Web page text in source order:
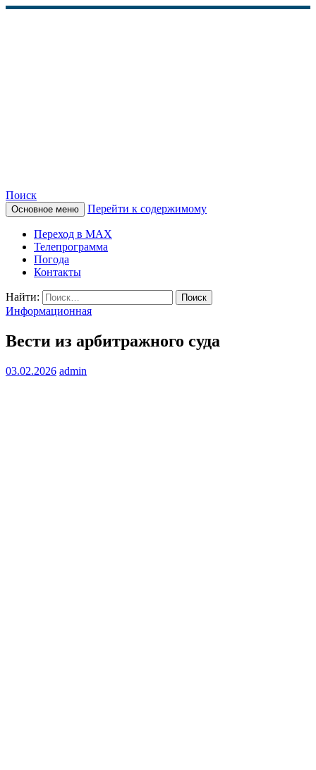
КАМЧАТСКОЕ
ИНФОРМАЦИОННОЕ
АГЕНТСТВО (КИА
«ВЕСТИ»)
Поиск
Основное меню Перейти к содержимому
Переход в MAX
Телепрограмма
Погода
Контакты
Найти:
Информационная
Вести из арбитражного суда
03.02.2026 admin